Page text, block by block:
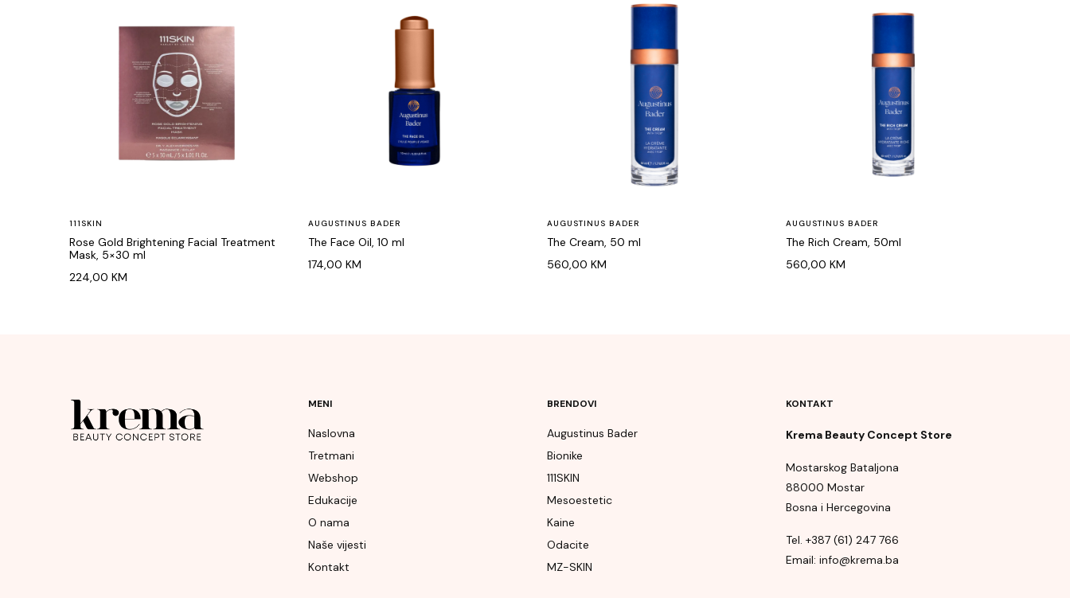
111SKIN
Rose Gold Brightening Facial Treatment
Mask, 5×30 ml
224,00 KM
AUGUSTINUS BADER
The Face Oil, 10 ml
174,00 KM
AUGUSTINUS BADER
The Cream, 50 ml
560,00 KM
AUGUSTINUS BADER
The Rich Cream, 50ml
560,00 KM
MENI
Naslovna
Tretmani
Webshop
Edukacije
O nama
Naše vijesti
Kontakt
BRENDOVI
Augustinus Bader
Bionike
111SKIN
Mesoestetic
Kaine
Odacite
MZ-SKIN
KONTAKT
Krema Beauty Concept Store
Mostarskog Bataljona
88000 Mostar
Bosna i Hercegovina
Tel. +387 (61) 247 766
Email: info@krema.ba